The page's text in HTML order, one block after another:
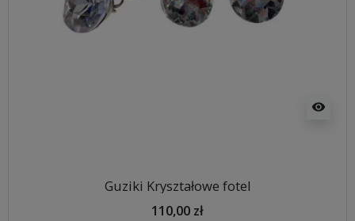
visibility
Guziki Kryształowe fotel
110,00 zł